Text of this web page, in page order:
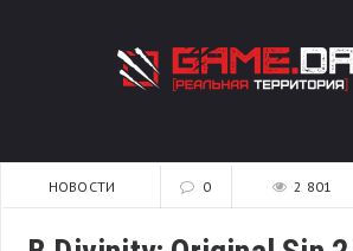
НОВОСТИ 0 2 801